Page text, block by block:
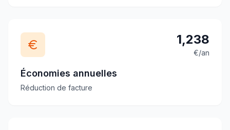
1,238
€/an
Économies annuelles
Réduction de facture